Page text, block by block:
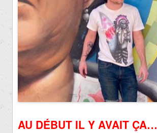
AU DÉBUT IL Y AVAIT ÇA…